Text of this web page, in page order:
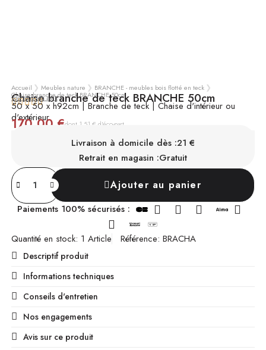
Accueil Meubles nature BRANCHE - meubles bois flotté en teck
Chaise branche de teck BRANCHE 50cm
Chaise branche de teck BRANCHE 50cm

voir tous les avis
50 x 50 x h92cm | Branche de teck | Chaise d'intérieur ou
d'extérieur
170,00 €dont 1,51 € d'éco-partTTC
EN STOCK
Chez vous sous 3 à 10 jours
Livraison à domicile dès :21 €
Retrait en magasin :Gratuit
Ajouter au panier
Paiements 100% sécurisés :
Quantité en stock 1 Article Référence BRACHA
Descriptif produit
Informations techniques
Conseils d'entretien
Nos engagements
Avis sur ce produit